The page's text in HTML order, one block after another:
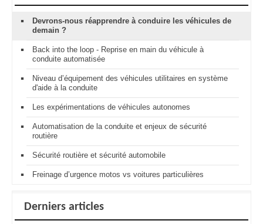
Devrons-nous réapprendre à conduire les véhicules de
demain ?
Back into the loop - Reprise en main du véhicule à
conduite automatisée
Niveau d’équipement des véhicules utilitaires en système
d'aide à la conduite
Les expérimentations de véhicules autonomes
Automatisation de la conduite et enjeux de sécurité
routière
Sécurité routière et sécurité automobile
Freinage d’urgence motos vs voitures particulières
Derniers articles